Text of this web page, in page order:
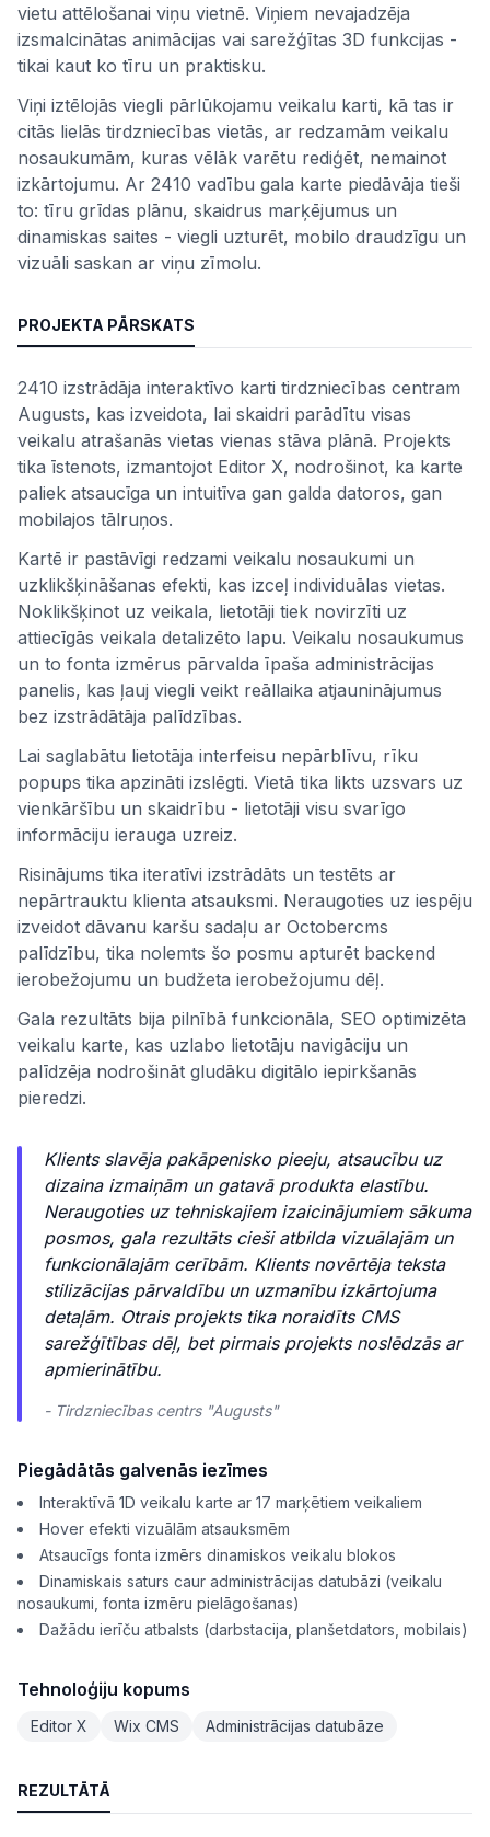
vietu attēlošanai viņu vietnē. Viņiem nevajadzēja
izsmalcinātas animācijas vai sarežģītas 3D funkcijas -
tikai kaut ko tīru un praktisku.
Viņi iztēlojās viegli pārlūkojamu veikalu karti, kā tas ir
citās lielās tirdzniecības vietās, ar redzamām veikalu
nosaukumām, kuras vēlāk varētu rediģēt, nemainot
izkārtojumu. Ar 2410 vadību gala karte piedāvāja tieši
to: tīru grīdas plānu, skaidrus marķējumus un
dinamiskas saites - viegli uzturēt, mobilo draudzīgu un
vizuāli saskan ar viņu zīmolu.
PROJEKTA PĀRSKATS
2410 izstrādāja interaktīvo karti tirdzniecības centram
Augusts, kas izveidota, lai skaidri parādītu visas
veikalu atrašanās vietas vienas stāva plānā. Projekts
tika īstenots, izmantojot Editor X, nodrošinot, ka karte
paliek atsaucīga un intuitīva gan galda datoros, gan
mobilajos tālruņos.
Kartē ir pastāvīgi redzami veikalu nosaukumi un
uzklikšķināšanas efekti, kas izceļ individuālas vietas.
Noklikšķinot uz veikala, lietotāji tiek novirzīti uz
attiecīgās veikala detalizēto lapu. Veikalu nosaukumus
un to fonta izmērus pārvalda īpaša administrācijas
panelis, kas ļauj viegli veikt reāllaika atjauninājumus
bez izstrādātāja palīdzības.
Lai saglabātu lietotāja interfeisu nepārblīvu, rīku
popups tika apzināti izslēgti. Vietā tika likts uzsvars uz
vienkāršību un skaidrību - lietotāji visu svarīgo
informāciju ierauga uzreiz.
Risinājums tika iteratīvi izstrādāts un testēts ar
nepārtrauktu klienta atsauksmi. Neraugoties uz iespēju
izveidot dāvanu karšu sadaļu ar Octobercms
palīdzību, tika nolemts šo posmu apturēt backend
ierobežojumu un budžeta ierobežojumu dēļ.
Gala rezultāts bija pilnībā funkcionāla, SEO optimizēta
veikalu karte, kas uzlabo lietotāju navigāciju un
palīdzēja nodrošināt gludāku digitālo iepirkšanās
pieredzi.
Klients slavēja pakāpenisko pieeju, atsaucību uz
dizaina izmaiņām un gatavā produkta elastību.
Neraugoties uz tehniskajiem izaicinājumiem sākuma
posmos, gala rezultāts cieši atbilda vizuālajām un
funkcionālajām cerībām. Klients novērtēja teksta
stilizācijas pārvaldību un uzmanību izkārtojuma
detaļām. Otrais projekts tika noraidīts CMS
sarežģītības dēļ, bet pirmais projekts noslēdzās ar
apmierinātību.
- Tirdzniecības centrs "Augusts"
Piegādātās galvenās iezīmes
Interaktīvā 1D veikalu karte ar 17 marķētiem veikaliem
Hover efekti vizuālām atsauksmēm
Atsaucīgs fonta izmērs dinamiskos veikalu blokos
Dinamiskais saturs caur administrācijas datubāzi (veikalu
nosaukumi, fonta izmēru pielāgošanas)
Dažādu ierīču atbalsts (darbstacija, planšetdators, mobilais)
Tehnoloģiju kopums
Editor X Wix CMS Administrācijas datubāze
REZULTĀTĀ